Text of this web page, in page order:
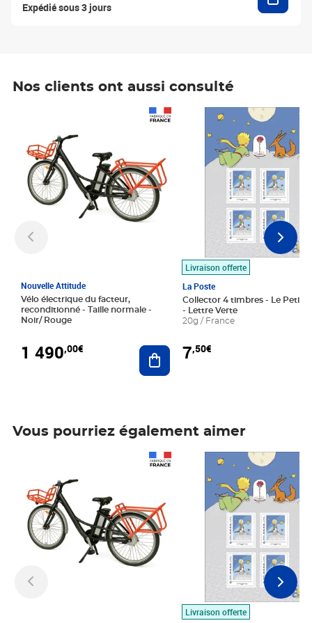
Expédié sous 3 jours
Nos clients ont aussi consulté
Nouvelle Attitude
Vélo électrique du facteur,
reconditionné - Taille normale -
Noir/ Rouge
1 490,00€ Ajouter au panier
Livraison offerte
La Poste
Collector 4 timbres - Le Petit
- Lettre Verte
20g / France
7,50€
Prix 7,50€
Vous pourriez également aimer
Livraison offerte
Prix 7,50€